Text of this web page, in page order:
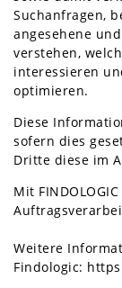
Suchanfragen,
angesehene
verstehen,
interessieren
optimieren.
Diese
sofern dies
Dritte diese im
Mit
Weitere
Findologic: